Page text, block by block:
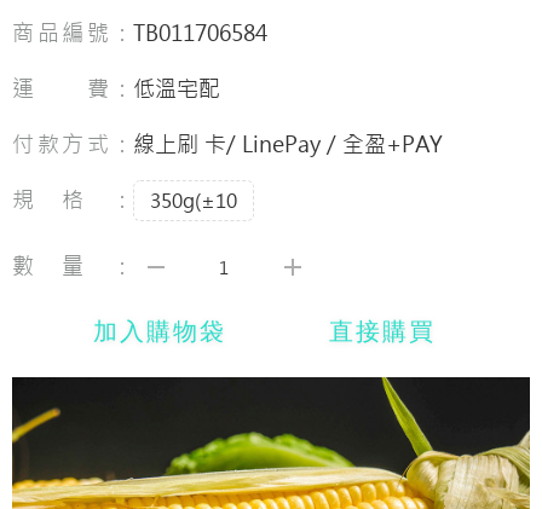
商品編號： TB011706584
運 費： 低溫宅配
付款方式： 線上刷 卡/ LinePay / 全盈+PAY
規格：
350g(±10
數量：
加入購物袋 直接購買